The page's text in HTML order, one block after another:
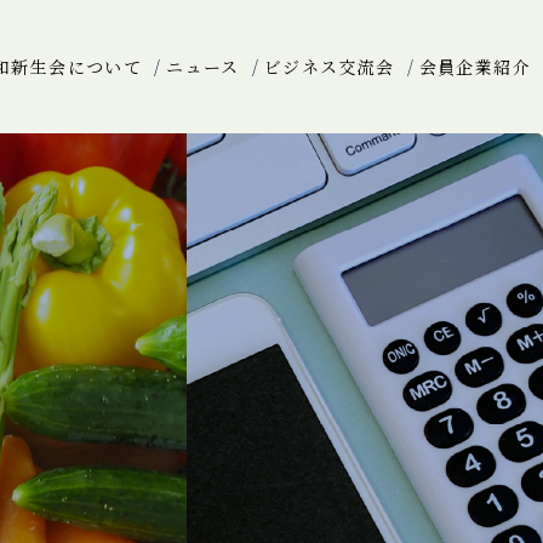
新生会について ニュース ビジネス交流会 会員企業紹介